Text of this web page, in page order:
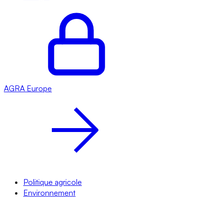
AGRA Europe
Politique agricole
Environnement